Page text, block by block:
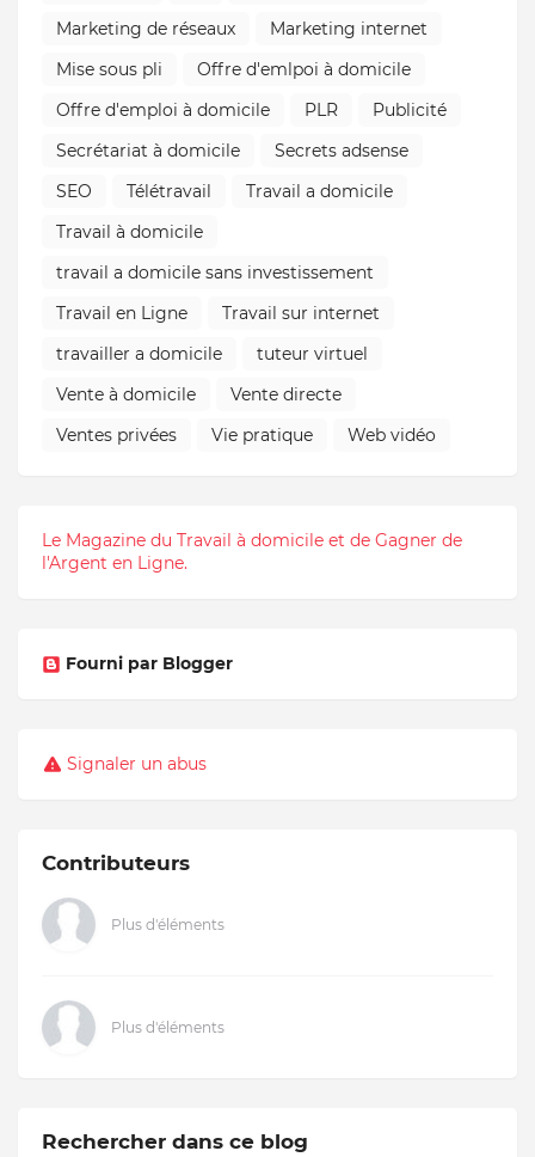
Marketing de réseaux
Marketing internet
Mise sous pli
Offre d'emlpoi à domicile
Offre d'emploi à domicile
PLR
Publicité
Secrétariat à domicile
Secrets adsense
SEO
Télétravail
Travail a domicile
Travail à domicile
travail a domicile sans investissement
Travail en Ligne
Travail sur internet
travailler a domicile
tuteur virtuel
Vente à domicile
Vente directe
Ventes privées
Vie pratique Web vidéo
Le Magazine du Travail à domicile et de Gagner de
l'Argent en Ligne.
Fourni par Blogger
Signaler un abus
Contributeurs
Plus d'éléments
Plus d'éléments
Rechercher dans ce blog